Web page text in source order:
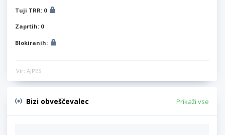
Tuji TRR: 0
Zaprtih: 0
Blokiranih:
Vir: AJPES
Bizi obveščevalec Prikaži vse